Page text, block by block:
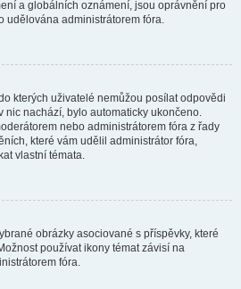
a globálních oznámení, jsou oprávnění pro
udělována administrátorem fóra.
kterých uživatelé nemůžou posílat odpovědi
nic nachází, bylo automaticky ukončeno.
nebo administrátorem fóra z řady
které vám udělil administrátor fóra,
vlastní témata.
obrázky asociované s příspěvky, které
používat ikony témat závisí na
fóra.